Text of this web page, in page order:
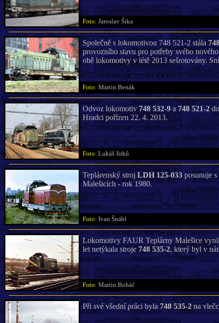
Foto: Jaroslav Šika
Společně s lokomotivou 748 521-2 stála
provozního stavu pro potřeby svého
obě lokomotivy v létě 2013 sešrotovány.
Foto: Martin Benák
Odvoz lokomotiv748 532-9 a 748 521-2
Hradci pořízen 22. 4. 2013.
Foto: Lukáš Jirků
Teplárenský stroj LDH 125-033posunuje
Malešicích - rok 1980.
Foto: Ivan Šnábl
Lokomotivy FAUR Teplárny Malešice
let netýkala stroje 748 535-2, který byl v
Foto: Martin Boháč
Při své všední práci byla 748 535-2 na